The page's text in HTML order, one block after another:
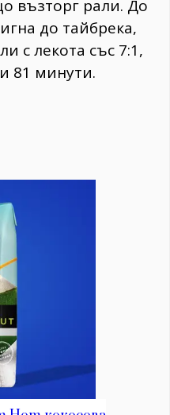
възторг рали. До
до тайбрека,
с лекота със 7:1,
81 минути.